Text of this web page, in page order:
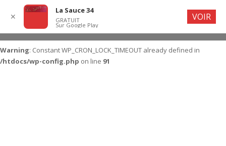
Warning: Constant WP_CRON_LOCK_TIMEOUT already defined in
/htdocs/wp-config.php on line 91
✕
La Sauce 34
GRATUIT
Sur Google Play
VOIR